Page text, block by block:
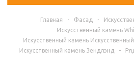
Главная - Фасад -
Искусственный камень
Искусственный камень
Искусственный камень Зендлэнд
-